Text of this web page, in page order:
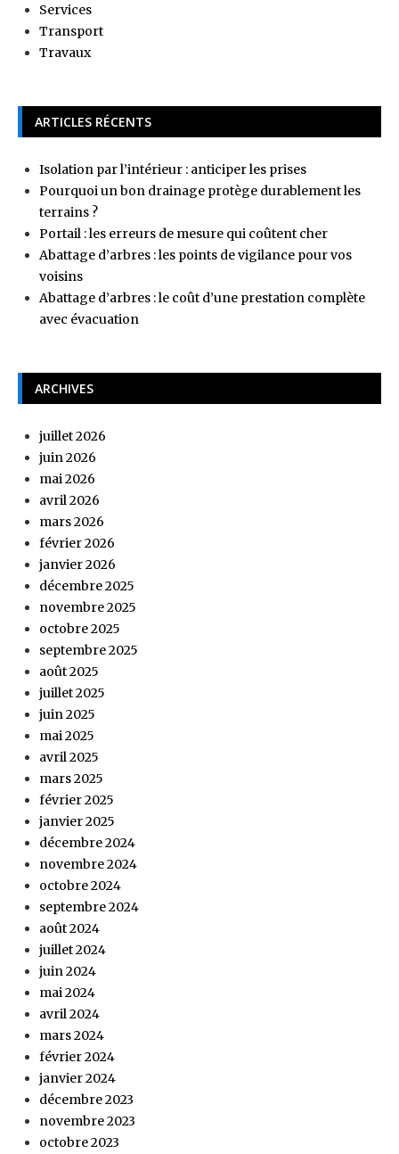
Services
Transport
Travaux
ARTICLES RÉCENTS
Isolation par l’intérieur : anticiper les prises
Pourquoi un bon drainage protège durablement les
terrains ?
Portail : les erreurs de mesure qui coûtent cher
Abattage d’arbres : les points de vigilance pour vos
voisins
Abattage d’arbres : le coût d’une prestation complète
avec évacuation
ARCHIVES
juillet 2026
juin 2026
mai 2026
avril 2026
mars 2026
février 2026
janvier 2026
décembre 2025
novembre 2025
octobre 2025
septembre 2025
août 2025
juillet 2025
juin 2025
mai 2025
avril 2025
mars 2025
février 2025
janvier 2025
décembre 2024
novembre 2024
octobre 2024
septembre 2024
août 2024
juillet 2024
juin 2024
mai 2024
avril 2024
mars 2024
février 2024
janvier 2024
décembre 2023
novembre 2023
octobre 2023